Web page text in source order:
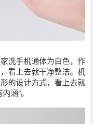
洗手机通体为白色，作
看上去就干净整洁。机
的设计方式，看上去就
涵”。